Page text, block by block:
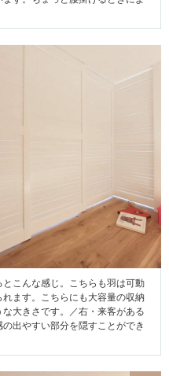
こんな感じ。こちらも羽は可動
ます。こちらにも大容量の収納
大きさです。／右・来客がある
出やすい部分を隠すことができ